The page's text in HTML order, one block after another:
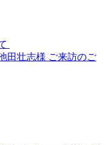
田壮志様 ご来訪のご